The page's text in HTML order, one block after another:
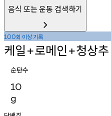
음식 또는 운동 검색하기
100회 이상기록
케일+로메인+청상추
순탄수
10
g